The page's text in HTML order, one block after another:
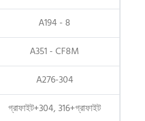
A194 - 8
A351 - CF8M
A276-304
গ্রাফাইট+304, 316+গ্রাফাইট